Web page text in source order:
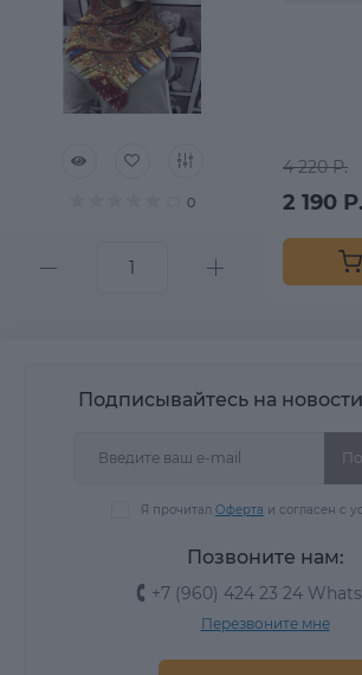
0
4 220 Р.
2 190 Р.
Подписывайтесь на
Я прочитал Оферта и согласен с
Позвоните нам:
+7 (960) 424 23 24
Перезвоните мне